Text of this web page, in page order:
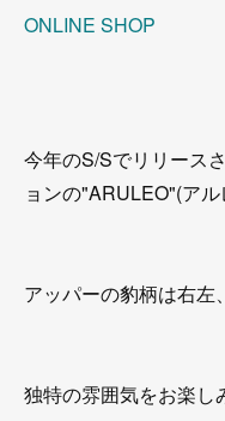
ONLINE SHOP
今年のS/Sでリリース
ョンの"ARULEO"(ア
アッパーの豹柄は右左
独特の雰囲気をお楽し